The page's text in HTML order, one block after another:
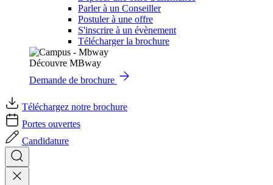
Parler à un Conseiller
Postuler à une offre
S'inscrire à un évènement
Télécharger la brochure
Découvre MBway
Demande de brochure
Téléchargez notre brochure
Portes ouvertes
Candidature